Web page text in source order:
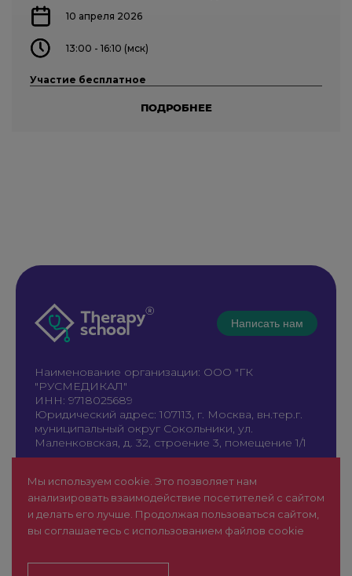
10 апреля 2026
13:00 - 16:10 (мск)
Участие бесплатное
ПОДРОБНЕЕ
Написать нам
Наименование организации: ООО "ГК
"РУСМЕДИКАЛ"
ИНН: 9718025689
Юридический адрес: 107113, г. Москва, вн.тер.г.
муниципальный округ Сокольники, ул.
Маленковская, д. 32, строение 3, помещение 1/1
+7 961 196-42-49
therapy@rusmedical.ru
О нас
Мероприятия
1 уровень
Лекторы
Новости
FAQ
Сайт для специалистов здравоохранения (18+)
Мы используем cookie. Это позволяет нам
анализировать взаимодействие посетителей с сайтом
и делать его лучше. Продолжая пользоваться сайтом,
вы соглашаетесь с использованием файлов cookie